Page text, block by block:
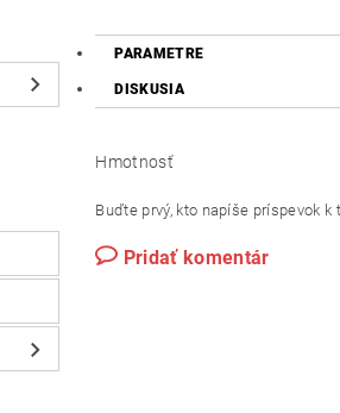
PARAMETRE
DISKUSIA
Hmotnosť
Buďte prvý, kto napíše príspevok k
Pridať komentár